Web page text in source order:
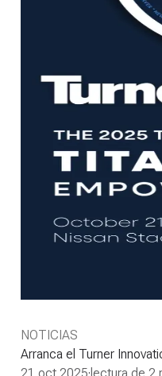
NOTICIAS
Arranca el Turner